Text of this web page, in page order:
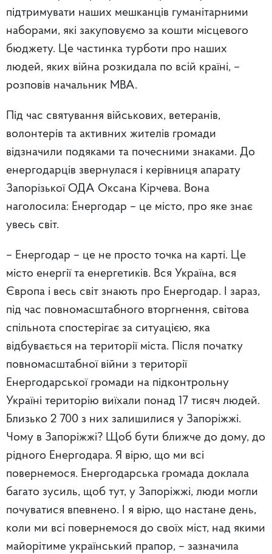
підтримувати наших мешканців гуманітарними
наборами, які закуповуємо за кошти місцевого
бюджету. Це частинка турботи про наших
людей, яких війна розкидала по всій країні, –
розповів начальник МВА.
Під час святування військових, ветеранів,
волонтерів та активних жителів громади
відзначили подяками та почесними знаками. До
енергодарців звернулася і керівниця апарату
Запорізької ОДА Оксана Кірчева. Вона
наголосила: Енергодар – це місто, про яке знає
увесь світ.
– Енергодар – це не просто точка на карті. Це
місто енергії та енергетиків. Вся Україна, вся
Європа і весь світ знають про Енергодар. І зараз,
під час повномасштабного вторгнення, світова
спільнота спостерігає за ситуацією, яка
відбувається на території міста. Після початку
повномасштабної війни з території
Енергодарської громади на підконтрольну
Україні територію виїхали понад 17 тисяч людей.
Близько 2 700 з них залишилися у Запоріжжі.
Чому в Запоріжжі? Щоб бути ближче до дому, до
рідного Енергодара. Я вірю, що ми всі
повернемося. Енергодарська громада доклала
багато зусиль, щоб тут, у Запоріжжі, люди могли
почуватися впевнено. І я вірю, що настане день,
коли ми всі повернемося до своїх міст, над якими
майорітиме український прапор, – зазначила